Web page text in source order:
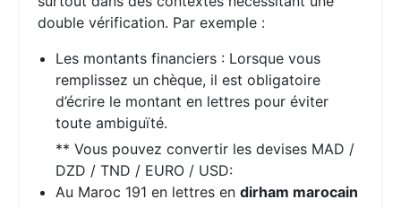
double vérification. Par exemple :
Les montants financiers : Lorsque vous
remplissez un chèque, il est obligatoire
d’écrire le montant en lettres pour éviter
toute ambiguïté.
** Vous pouvez convertir les devises MAD /
DZD / TND / EURO / USD:
Au Maroc 191 en lettres endirham marocain